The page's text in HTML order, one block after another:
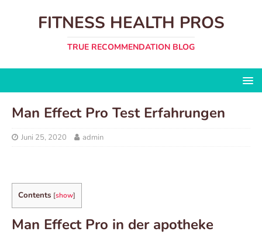
FITNESS HEALTH PROS
TRUE RECOMMENDATION BLOG
Man Effect Pro Test Erfahrungen
Juni 25, 2020 admin
Contents [show]
Man Effect Pro in der apotheke